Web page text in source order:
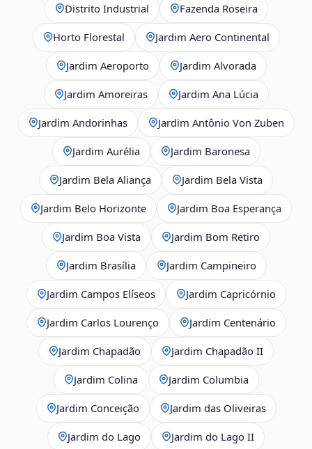
Distrito Industrial Fazenda Roseira
Horto Florestal Jardim Aero Continental
Jardim Aeroporto Jardim Alvorada
Jardim Amoreiras Jardim Ana Lúcia
Jardim Andorinhas Jardim Antônio Von Zuben
Jardim Aurélia Jardim Baronesa
Jardim Bela Aliança Jardim Bela Vista
Jardim Belo Horizonte Jardim Boa Esperança
Jardim Boa Vista Jardim Bom Retiro
Jardim Brasília Jardim Campineiro
Jardim Campos Elíseos Jardim Capricórnio
Jardim Carlos Lourenço Jardim Centenário
Jardim Chapadão Jardim Chapadão II
Jardim Colina Jardim Columbia
Jardim Conceição Jardim das Oliveiras
Jardim do Lago Jardim do Lago II